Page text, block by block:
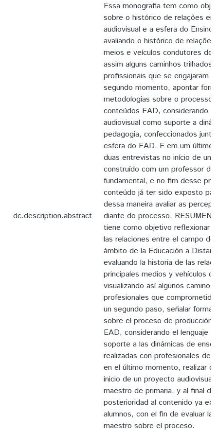
dc.description.abstract
Essa monografia tem como
sobre o histórico de relações
audiovisual e a esfera do Ensino
avaliando o histórico de
meios e veículos condutores do
assim alguns caminhos trilhados
profissionais que se engajaram
segundo momento, apontar
metodologias sobre o processo
conteúdos EAD, considerando a
audiovisual como suporte a
pedagogia, confeccionados
esfera do EAD. E em um último
duas entrevistas no início de um
construído com um professor do
fundamental, e no fim desse
conteúdo já ter sido exposto
dessa maneira avaliar as
diante do processo. RESUMEN
tiene como objetivo reflexionar
las relaciones entre el campo
ámbito de la Educación a
evaluando la historia de las
principales medios y vehículos
visualizando así algunos
profesionales que
un segundo paso, señalar
sobre el proceso de producción
EAD, considerando el lenguaje
soporte a las dinámicas de
realizadas con profesionales del
en el último momento, realizar
inicio de un proyecto audiovisual
maestro de primaria, y al final
posterioridad al contenido ya
alumnos, con el fin de evaluar
maestro sobre el proceso.